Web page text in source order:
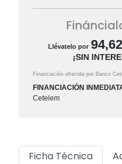
Llévatelo por 94,62
¡SIN
Financiación ofrecida por Banco
FINANCIACIÓN
Cetelem
Ficha Técnica